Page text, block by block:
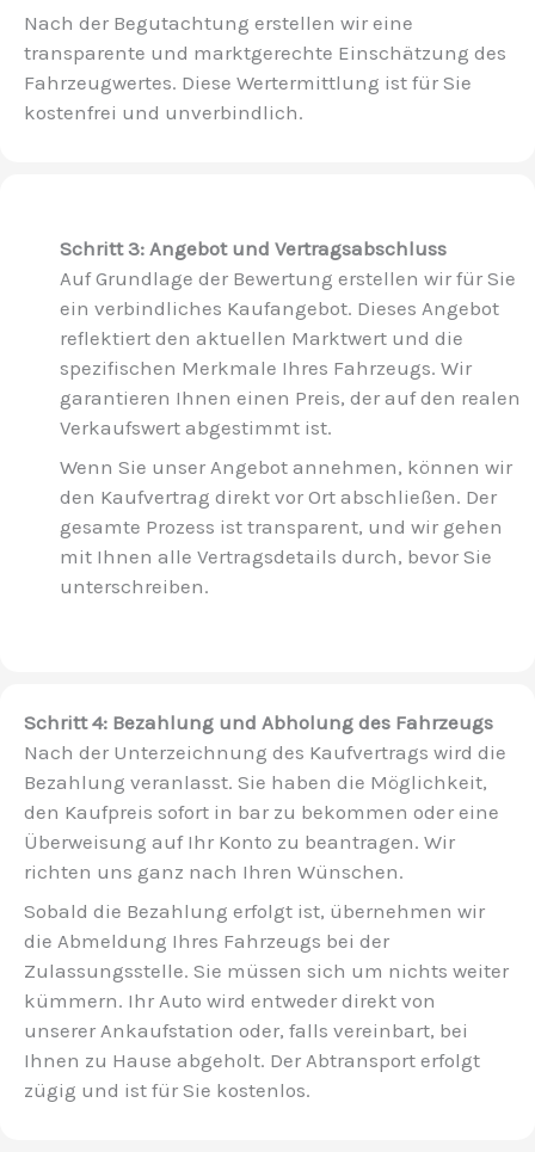
Nach der Begutachtung erstellen wir eine
transparente und marktgerechte Einschätzung des
Fahrzeugwertes. Diese Wertermittlung ist für Sie
kostenfrei und unverbindlich.
Schritt 3: Angebot und Vertragsabschluss
Auf Grundlage der Bewertung erstellen wir für Sie
ein verbindliches Kaufangebot. Dieses Angebot
reflektiert den aktuellen Marktwert und die
spezifischen Merkmale Ihres Fahrzeugs. Wir
garantieren Ihnen einen Preis, der auf den realen
Verkaufswert abgestimmt ist.
Wenn Sie unser Angebot annehmen, können wir
den Kaufvertrag direkt vor Ort abschließen. Der
gesamte Prozess ist transparent, und wir gehen
mit Ihnen alle Vertragsdetails durch, bevor Sie
unterschreiben.
Schritt 4: Bezahlung und Abholung des Fahrzeugs
Nach der Unterzeichnung des Kaufvertrags wird die
Bezahlung veranlasst. Sie haben die Möglichkeit,
den Kaufpreis sofort in bar zu bekommen oder eine
Überweisung auf Ihr Konto zu beantragen. Wir
richten uns ganz nach Ihren Wünschen.
Sobald die Bezahlung erfolgt ist, übernehmen wir
die Abmeldung Ihres Fahrzeugs bei der
Zulassungsstelle. Sie müssen sich um nichts weiter
kümmern. Ihr Auto wird entweder direkt von
unserer Ankaufstation oder, falls vereinbart, bei
Ihnen zu Hause abgeholt. Der Abtransport erfolgt
zügig und ist für Sie kostenlos.